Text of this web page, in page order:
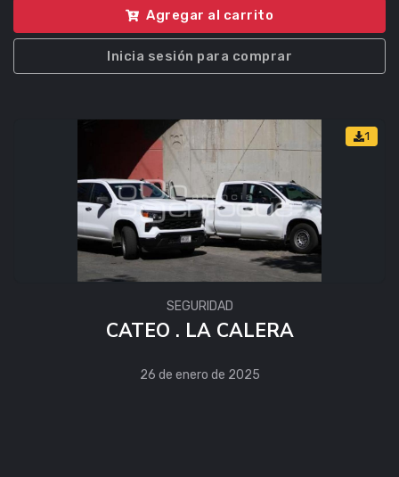
Agregar al carrito
Inicia sesión para comprar
1
SEGURIDAD
CATEO . LA CALERA
26 de enero de 2025